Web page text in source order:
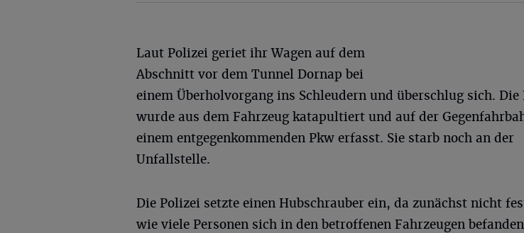
Laut Polizei geriet ihr Wagen auf dem
Abschnitt vor dem Tunnel Dornap bei
einem Überholvorgang ins Schleudern und überschlug sich. Die
wurde aus dem Fahrzeug katapultiert und auf der
einem entgegenkommenden Pkw erfasst. Sie starb noch an der
Unfallstelle.
Die Polizei setzte einen Hubschrauber ein, da zunächst nicht
wie viele Personen sich in den betroffenen Fahrzeugen